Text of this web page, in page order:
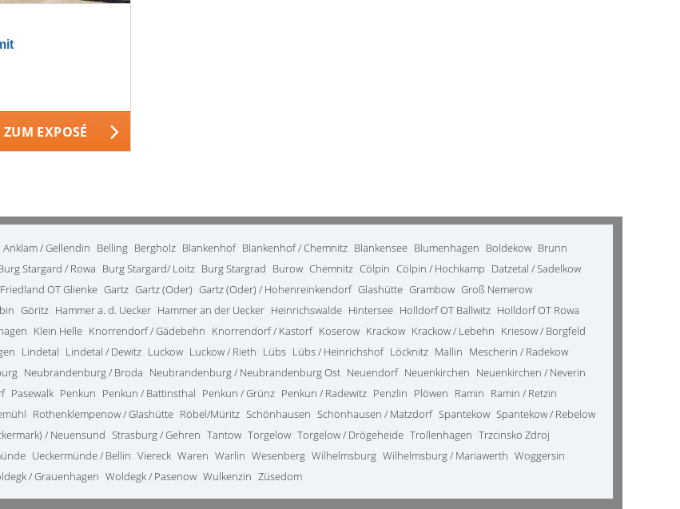
ZUM EXPOSÉ
Anklam / Gellendin Belling Bergholz Blankenhof Blankenhof / Chemnitz Blankensee Blumenhagen Boldekow Brunn
Stargard / Rowa Burg Stargard/ Loitz Burg Stargrad Burow Chemnitz Cölpin Cölpin / Hochkamp Datzetal / Sadelkow
Friedland OT Glienke Gartz Gartz (Oder) Gartz (Oder) / Hohenreinkendorf Glashütte Grambow Groß Nemerow
Göritz Hammer a. d. Uecker Hammer an der Uecker Heinrichswalde Hintersee Holldorf OT Ballwitz Holldorf OT Rowa
Klein Helle Knorrendorf / Gädebehn Knorrendorf / Kastorf Koserow Krackow Krackow / Lebehn Kriesow / Borgfeld
Lindetal Lindetal / Dewitz Luckow Luckow / Rieth Lübs Lübs / Heinrichshof Löcknitz Mallin Mescherin / Radekow
Neubrandenburg / Broda Neubrandenburg / Neubrandenburg Ost Neuendorf Neuenkirchen Neuenkirchen / Neverin
Pasewalk Penkun Penkun / Battinsthal Penkun / Grünz Penkun / Radewitz Penzlin Plöwen Ramin Ramin / Retzin
Rothenklempenow / Glashütte Röbel/Müritz Schönhausen Schönhausen / Matzdorf Spantekow Spantekow / Rebelow
/ Neuensund Strasburg / Gehren Tantow Torgelow Torgelow / Drögeheide Trollenhagen Trzcinsko Zdroj
Ueckermünde / Bellin Viereck Waren Warlin Wesenberg Wilhelmsburg Wilhelmsburg / Mariawerth Woggersin
/ Grauenhagen Woldegk / Pasenow Wulkenzin Züsedom